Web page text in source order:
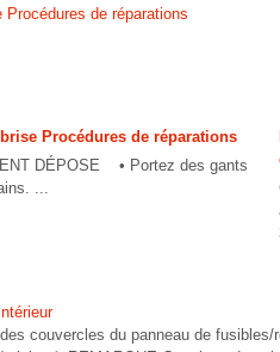
Procédures de réparations
Procédures de réparations
DÉPOSE • Portez des gants
...
couvercles du panneau de